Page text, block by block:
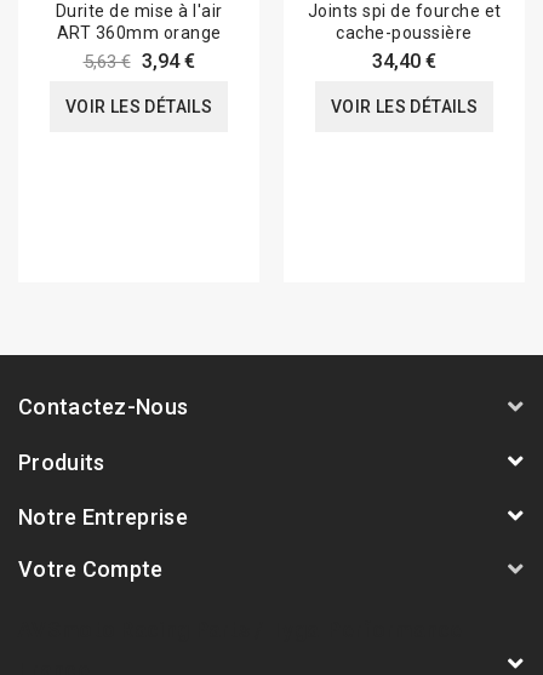
Durite de mise à l'air
ART 360mm orange
5,63 € 3,94 €
VOIR LES DÉTAILS
Joints spi de fourche et
cache-poussière
34,40 €
VOIR LES DÉTAILS
Contactez-Nous
Produits
Notre Entreprise
Votre Compte